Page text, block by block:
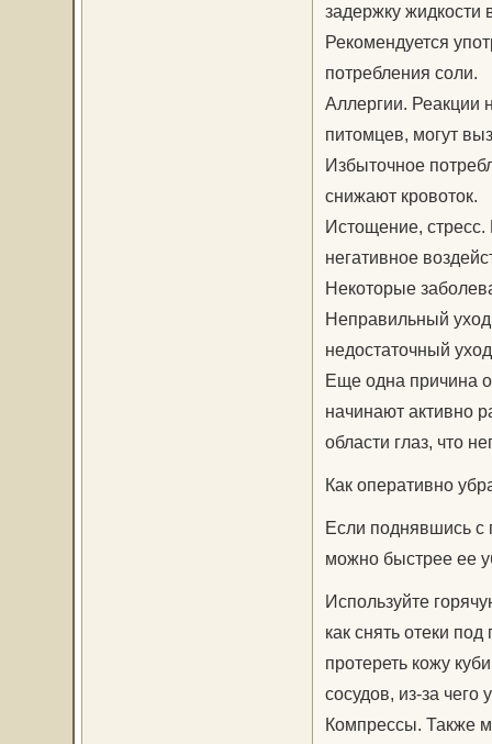
задержку жидкости
Рекомендуется
потребления соли.
Аллергии. Реакции
питомцев, могут
Избыточное
снижают кровоток.
Истощение, стресс.
негативное
Некоторые
Неправильный
недостаточный
Еще одна причина
начинают активно
области глаз, что
Как оперативно
Если поднявшись с
можно быстрее ее
Используйте
как снять отеки
протереть кожу
сосудов, из-за чего
Компрессы. Также